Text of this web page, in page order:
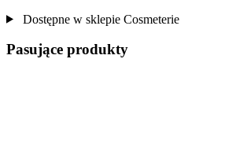
Dostępne w sklepie Cosmeterie
Pasujące produkty